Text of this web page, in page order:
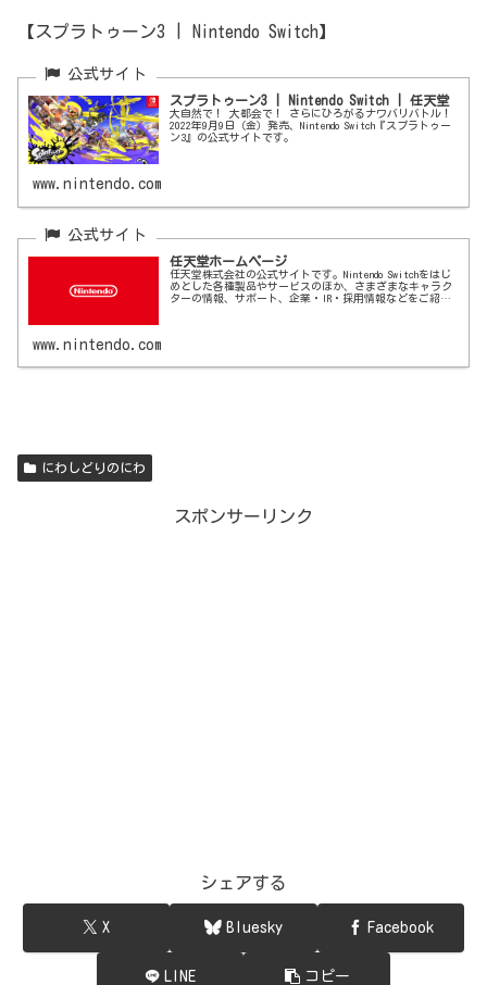
【スプラトゥーン3 | Nintendo Switch】
スプラトゥーン3 | Nintendo Switch | 任天堂
大自然で！ 大都会で！ さらにひろがるナワバリバトル！
2022年9月9日（金）発売、Nintendo Switch『スプラトゥー
ン3』の公式サイトです。
www.nintendo.com
任天堂ホームページ
任天堂株式会社の公式サイトです。Nintendo Switchをはじ
めとした各種製品やサービスのほか、さまざまなキャラク
ターの情報、サポート、企業・IR・採用情報などをご紹介
www.nintendo.com
にわしどりのにわ
スポンサーリンク
シェアする
X Bluesky Facebook
LINE コピー